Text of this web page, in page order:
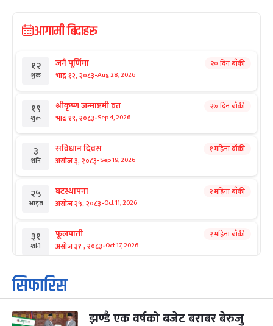
आगामी बिदाहरु
१२
शुक्र
जनै पूर्णिमा
भाद्र १२, २०८३-Aug 28, 2026
२० दिन बाँकी
१९
शुक्र
श्रीकृष्ण जन्माष्टमी व्रत
भाद्र १९, २०८३-Sep 4, 2026
२७ दिन बाँकी
३
शनि
संविधान दिवस
असोज ३, २०८३-Sep 19, 2026
१ महिना बाँकी
२५
आइत
घटस्थापना
असोज २५, २०८३-Oct 11, 2026
२ महिना बाँकी
३१
शनि
फूलपाती
असोज ३१ , २०८३-Oct 17, 2026
२ महिना बाँकी
१
आइत
कार्तिक सङ्क्रान्ति
कार्तिक १, २०८३
३ महानवमी २ महिना बाँकी
सिफारिस
झण्डै एक वर्षको बजेट बराबर बेरुजु